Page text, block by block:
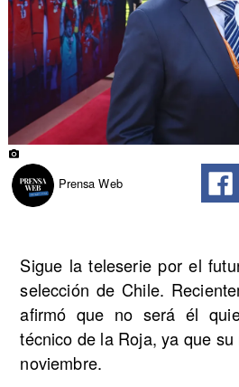
Prensa Web
Sigue la teleserie por el
selección de Chile.
afirmó que no será él
técnico de la Roja, ya que
noviembre.